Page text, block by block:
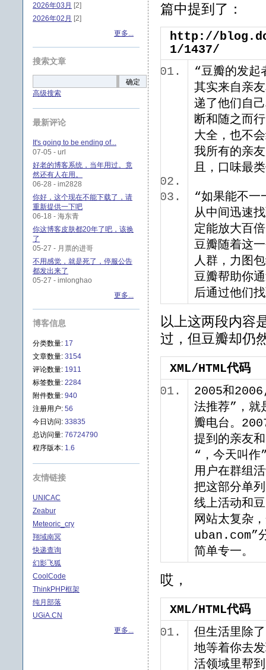
篇中提到了：
http://
1/1437/
“豆瓣的发起
其实来自亲
递了他们自
断和随之而
大全，也不
我所有的亲
且，口味最
“如果能不一
从中间迅速
定能放大百
豆瓣随着这
人群，力图
豆瓣帮助你
后通过他们
以上这两段内容
过，但豆瓣却仍
XML/HTML代码
2005和
法推荐”，就
瓣电台。
提到的亲友
“，今天叫
用户在群组
把这部分单
线上活动和
网站太复杂
uban.com”
简单专一
哎，
XML/HTML代码
但生活里除
地等着你去
活领域里帮
2026年03月 [2]
2026年02月 [2]
更多...
搜索文章
确定
高级搜索
最新评论
It's going to be ending of...
07-05 - url
好老的博客系统，当年用过。竟
然还有人在用。
06-28 - im2828
你好，这个现在不能下载了，请
重新提供一下吧
06-18 - 海东青
你这博客皮肤都20年了吧，该换
了
05-27 - 月票的进哥
不用感觉，就是死了，停服公告
都发出来了
05-27 - imlonghao
更多...
博客信息
分类数量: 17
文章数量: 3154
评论数量: 1911
标签数量: 2284
附件数量: 940
注册用户: 56
今日访问: 33835
总访问量: 76724790
程序版本: 1.6
友情链接
UNICAC
Zeabur
Meteoric_cry
翔域南冥
快递查询
幻影飞狐
CoolCode
ThinkPHP框架
纯月部落
UGiA.CN
更多...